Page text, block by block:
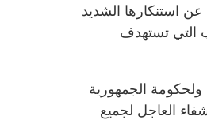
استنكارها الشديد
التي تستهدف
ولحكومة الجمهورية
العاجل لجميع